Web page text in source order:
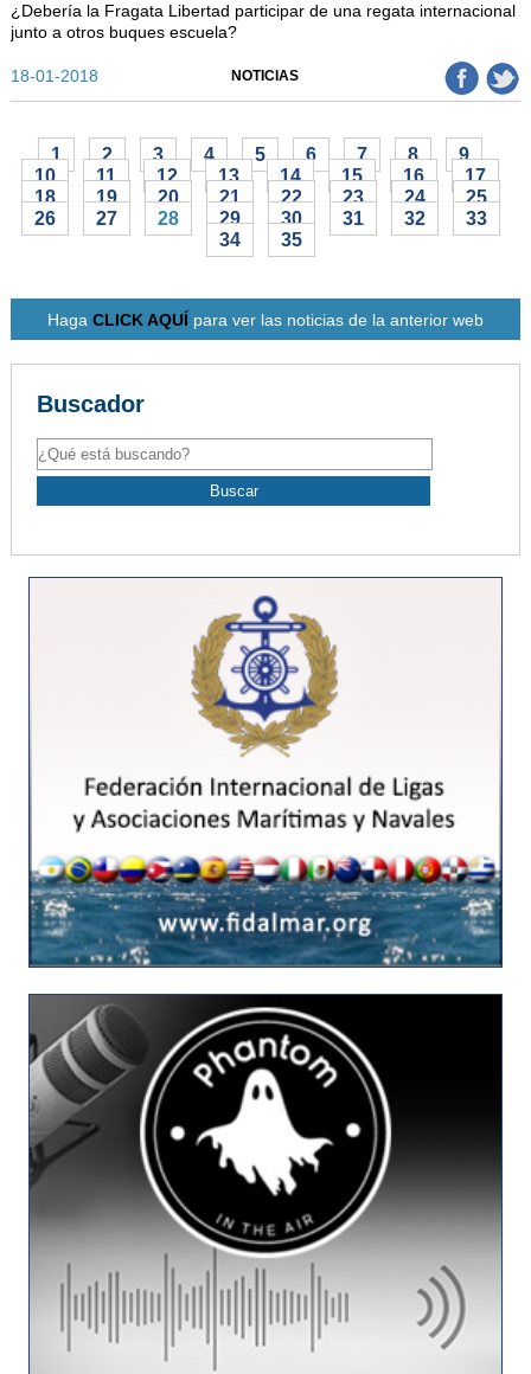
¿Debería la Fragata Libertad participar de una regata internacional
junto a otros buques escuela?
18-01-2018 NOTICIAS
1 2 3 4 5 6 7 8
9
10
11 12 13 14 15 16
17
18
19 20 21 22 23 24
25
26
27 28 29 30 31 32
33
34
35
Haga CLICK AQUÍ para ver las noticias de la anterior web
Buscador